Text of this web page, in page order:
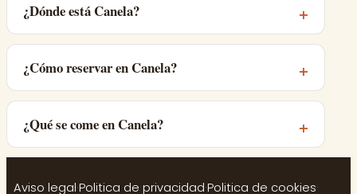
¿Dónde está Canela?
¿Cómo reservar en Canela?
¿Qué se come en Canela?
Aviso legal·Politica de privacidad·Politica de cookies·